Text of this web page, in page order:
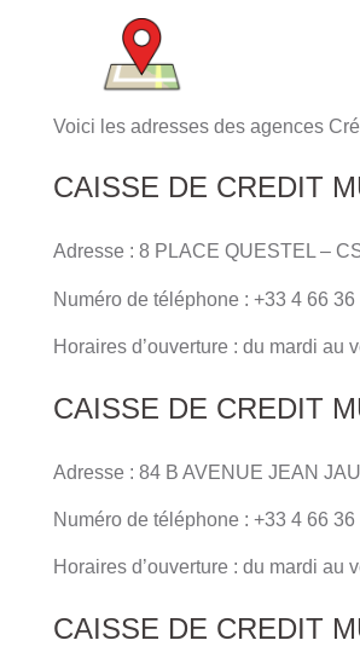
Voici les adresses des agences
CAISSE DE CREDIT
Adresse : 8 PLACE QUESTEL –
Numéro de téléphone : +33 4 66 36
Horaires d’ouverture : du mardi au
CAISSE DE CREDIT
Adresse : 84 B AVENUE JEAN
Numéro de téléphone : +33 4 66 36
Horaires d’ouverture : du mardi
CAISSE DE CREDIT